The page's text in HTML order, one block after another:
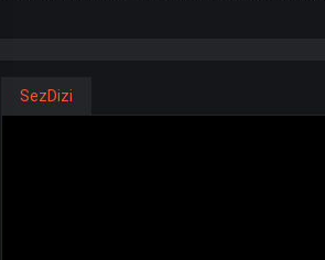
SezDizi